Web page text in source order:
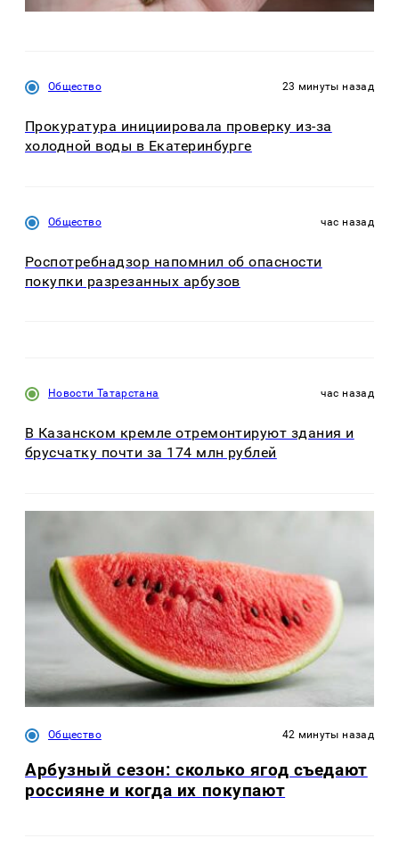
Общество 23 минуты назад
Прокуратура инициировала проверку из-за
холодной воды в Екатеринбурге
Общество час назад
Роспотребнадзор напомнил об опасности
покупки разрезанных арбузов
Новости Татарстана час назад
В Казанском кремле отремонтируют здания и
брусчатку почти за 174 млн рублей
Общество 42 минуты назад
Арбузный сезон: сколько ягод съедают
россияне и когда их покупают